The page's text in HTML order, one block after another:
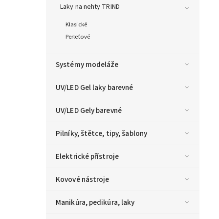
Laky na nehty TRIND
Klasické
Perleťové
Systémy modeláže
UV/LED Gel laky barevné
UV/LED Gely barevné
Pilníky, štětce, tipy, šablony
Elektrické přístroje
Kovové nástroje
Manikúra, pedikúra, laky